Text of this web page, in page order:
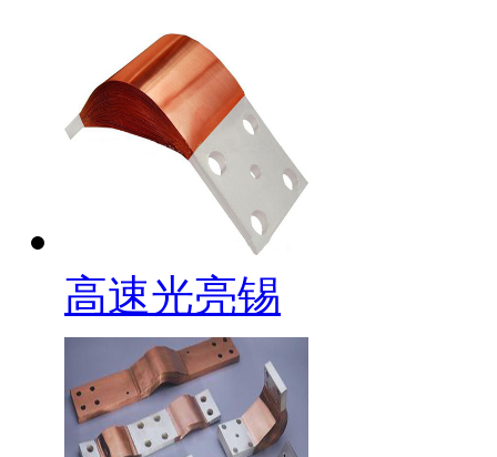
高速光亮锡